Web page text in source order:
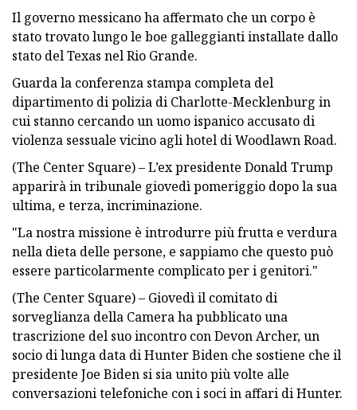
Il governo messicano ha affermato che un corpo è
stato trovato lungo le boe galleggianti installate dallo
stato del Texas nel Rio Grande.
Guarda la conferenza stampa completa del
dipartimento di polizia di Charlotte-Mecklenburg in
cui stanno cercando un uomo ispanico accusato di
violenza sessuale vicino agli hotel di Woodlawn Road.
(The Center Square) – L’ex presidente Donald Trump
apparirà in tribunale giovedì pomeriggio dopo la sua
ultima, e terza, incriminazione.
"La nostra missione è introdurre più frutta e verdura
nella dieta delle persone, e sappiamo che questo può
essere particolarmente complicato per i genitori."
(The Center Square) – Giovedì il comitato di
sorveglianza della Camera ha pubblicato una
trascrizione del suo incontro con Devon Archer, un
socio di lunga data di Hunter Biden che sostiene che il
presidente Joe Biden si sia unito più volte alle
conversazioni telefoniche con i soci in affari di Hunter.